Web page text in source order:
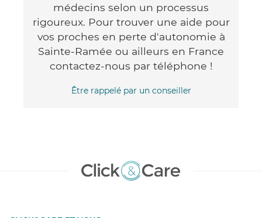
médecins selon un processus
rigoureux. Pour trouver une aide pour
vos proches en perte d'autonomie à
Sainte-Ramée ou ailleurs en France
contactez-nous par téléphone !
Être rappelé par un conseiller